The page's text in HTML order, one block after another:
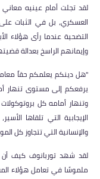
لقد تجلت أمام عينيه معاني
العسكري، بل في الثبات
التضحية عندما رأى هؤلاء
وإيمانهم الراسخ بعدالة
"هل دينكم يعلمكم حقاً
يرفعكم إلى مستوى تنهار
وتنهار أمامه كل
الإيجابية التي تلقاها
والإنسانية التي تتجاوز كل
لقد شهد توربانوف كيف أن
ملموسًا في تعامل هؤلاء